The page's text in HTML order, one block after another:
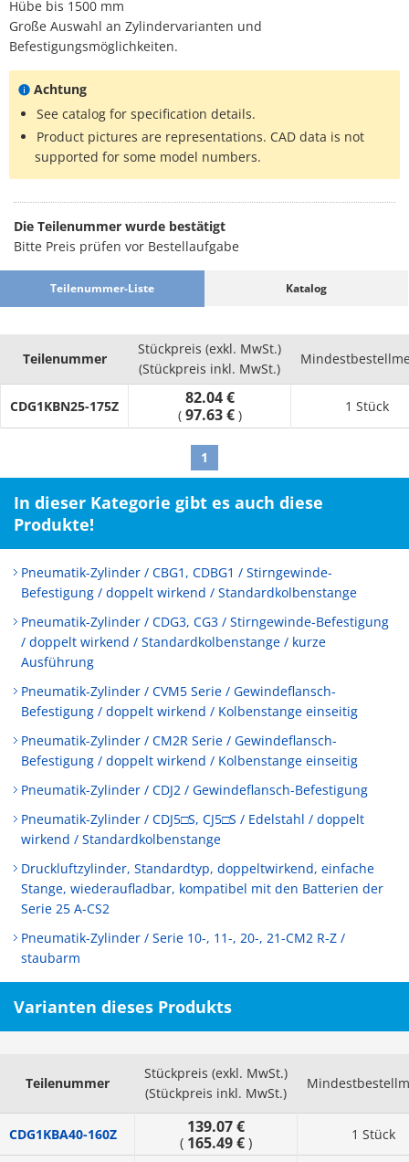
Hübe bis 1500 mm
Große Auswahl an Zylindervarianten und
Befestigungsmöglichkeiten.
Achtung
See catalog for specification details.
Product pictures are representations. CAD data is not
supported for some model numbers.
Die Teilenummer wurde bestätigt
Bitte Preis prüfen vor Bestellaufgabe
Teilenummer-Liste Katalog
Teilenummer
Stückpreis (exkl. MwSt.)
(Stückpreis inkl. MwSt.)
CDG1KBN25-175Z 82.04 €
( 97.63 € )
1 Stück
1
In dieser Kategorie gibt es auch diese
Produkte!
Pneumatik-Zylinder / CBG1, CDBG1 / Stirngewinde-
Befestigung / doppelt wirkend / Standardkolbenstange
Pneumatik-Zylinder / CDG3, CG3 / Stirngewinde-Befestigung
/ doppelt wirkend / Standardkolbenstange / kurze
Ausführung
Pneumatik-Zylinder / CVM5 Serie / Gewindeflansch-
Befestigung / doppelt wirkend / Kolbenstange einseitig
Pneumatik-Zylinder / CM2R Serie / Gewindeflansch-
Befestigung / doppelt wirkend / Kolbenstange einseitig
Pneumatik-Zylinder / CDJ2 / Gewindeflansch-Befestigung
Pneumatik-Zylinder / CDJ5□S, CJ5□S / Edelstahl / doppelt
wirkend / Standardkolbenstange
Druckluftzylinder, Standardtyp, doppeltwirkend, einfache
Stange, wiederaufladbar, kompatibel mit den Batterien der
Serie 25 A-CS2
Pneumatik-Zylinder / Serie 10-, 11-, 20-, 21-CM2 R-Z /
staubarm
Varianten dieses Produkts
Teilenummer
Stückpreis (exkl. MwSt.)
(Stückpreis inkl. MwSt.)
CDG1KBA40-160Z 139.07 €
( 165.49 € ) 1 Stück